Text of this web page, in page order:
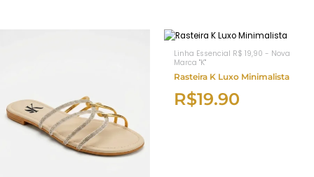
Linha Essencial R$ 19,90 - Nova
Marca "K"
Rasteira K Luxo Minimalista
R$19.90